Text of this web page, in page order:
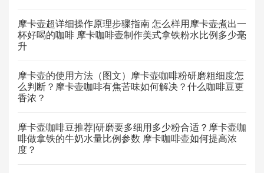
摩卡壶超详细操作原理步骤指南 怎么样用摩卡壶煮出一
杯好喝的咖啡 摩卡咖啡壶制作美式拿铁粉水比例多少毫
升
摩卡壶的使用方法（图文）摩卡壶咖啡粉研磨粗细度怎
么判断？摩卡壶咖啡有焦苦味如何解决？什么咖啡豆更
香浓？
摩卡壶咖啡豆推荐|研磨要多细用多少粉合适？摩卡壶咖
啡做拿铁的牛奶水量比例参数 摩卡咖啡壶如何提高浓
度？